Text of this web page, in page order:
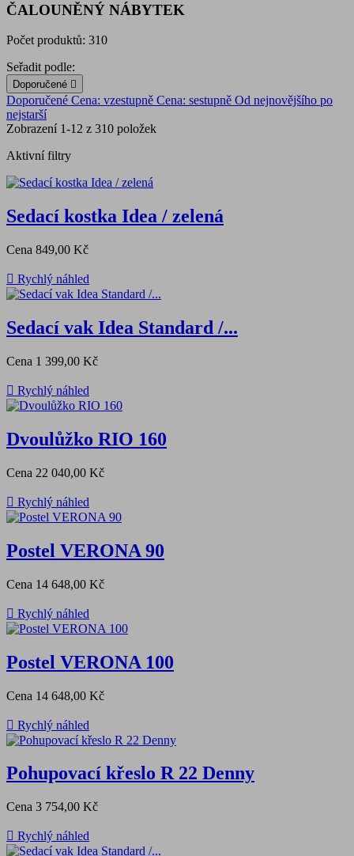
ČALOUNĚNÝ NÁBYTEK
Počet produktů: 310
Seřadit podle:
Doporučené 
Doporučené Cena: vzestupně Cena: sestupně Od nejnovějšího po
nejstarší
Zobrazení 1-12 z 310 položek
Aktivní filtry
Sedací kostka Idea / zelená
Cena 849,00 Kč
 Rychlý náhled
Sedací vak Idea Standard /...
Cena 1 399,00 Kč
 Rychlý náhled
Dvoulůžko RIO 160
Cena 22 040,00 Kč
 Rychlý náhled
Postel VERONA 90
Cena 14 648,00 Kč
 Rychlý náhled
Postel VERONA 100
Cena 14 648,00 Kč
 Rychlý náhled
Pohupovací křeslo R 22 Denny
Cena 3 754,00 Kč
 Rychlý náhled